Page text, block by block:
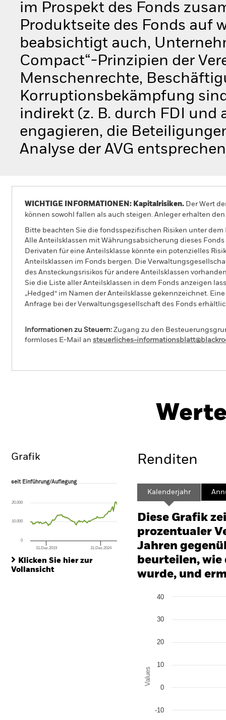
im Prospekt des Fonds
Produktseite des Fonds auf
beabsichtigt auch,
Compact“-Prinzipien der
Menschenrechte,
Korruptionsbekämpfung
indirekt (z. B. durch FDI und
engagieren, die
Analyse der AVG
WICHTIGE INFORMATIONEN: Kapitalrisiken. Der Wert
können sowohl fallen als auch steigen. Anleger erhalten
Bitte beachten Sie die fondsspezifischen Risiken unter dem
Alle Anteilsklassen mit Währungsabsicherung dieses
Derivaten für eine Anteilsklasse könnte ein potenzielles
Anteilsklassen im Fonds bergen. Die
des Ansteckungsrisikos für andere Anteilsklassen
Sie die Liste aller Anteilsklassen in dem Fonds anzeigen
„Hedged“ im Namen der Anteilsklasse gekennzeichnet.
Anfrage bei der Verwaltungsgesellschaft des Fonds
Informationen zu Steuern: Zugang zu den
formloses E-Mail an steuerliches-
Grafik
seit Einführung/Auflegung
The chart has 1 X axis displaying Time. Range: 2018-07-01 00:00:00 to
The chart has 1 Y axis displaying values. Range: -100 to 200.
seit Einführung/Auflegung
31.Dez.2019 31.Dez.2024
0
10.000
20.000
Klicken Sie hier zur
Vollansicht
Renditen
Kalenderjahr
Diese Grafik
prozentualer
Jahren
beurteilen,
wurde, und
Bar chart with 3 data
The chart has 1 Y axis
Values
-10
0
10
20
30
40